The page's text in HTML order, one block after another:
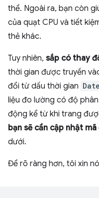
thể. Ngoài ra, bạn còn
của quạt CPU và tiết
thẻ khác.
Tuy nhiên, sắp có thay
thời gian được truyền
đổi từ dấu thời gian
liệu đo lường có độ
động kể từ khi trang
bạn sẽ cần cập nhật mã
dưới.
Để rõ ràng hơn, tôi xin